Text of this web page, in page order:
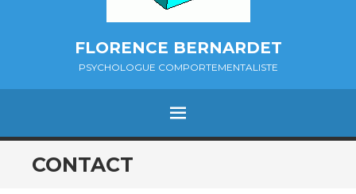
FLORENCE BERNARDET
PSYCHOLOGUE COMPORTEMENTALISTE
MENU
ALLER
AU
CONTACT